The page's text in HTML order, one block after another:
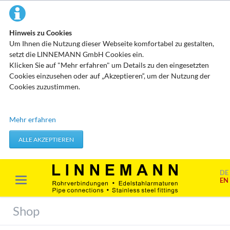
Hinweis zu Cookies
Um Ihnen die Nutzung dieser Webseite komfortabel zu gestalten,
setzt die LINNEMANN GmbH Cookies ein.
Klicken Sie auf "Mehr erfahren" um Details zu den eingesetzten
Cookies einzusehen oder auf „Akzeptieren“, um der Nutzung der
Cookies zuzustimmen.
Technisch erforderliche Cookies
werden verwendet um von Ihnen getätigte Aktionen, wie etwa das
Festlegen Ihrer Datenschutzeinstellungen zu übernehmen.
Erforderliche Cookies akzeptieren
Marketing & Analyse
ausgewertet werden. Das geschieht vor allem mit Cookies und mit
sogenannten Analyseprogrammen. Die Analyse Ihres Surf-
Mehr erfahren
ALLE AKZEPTIEREN
DE
EN
Shop